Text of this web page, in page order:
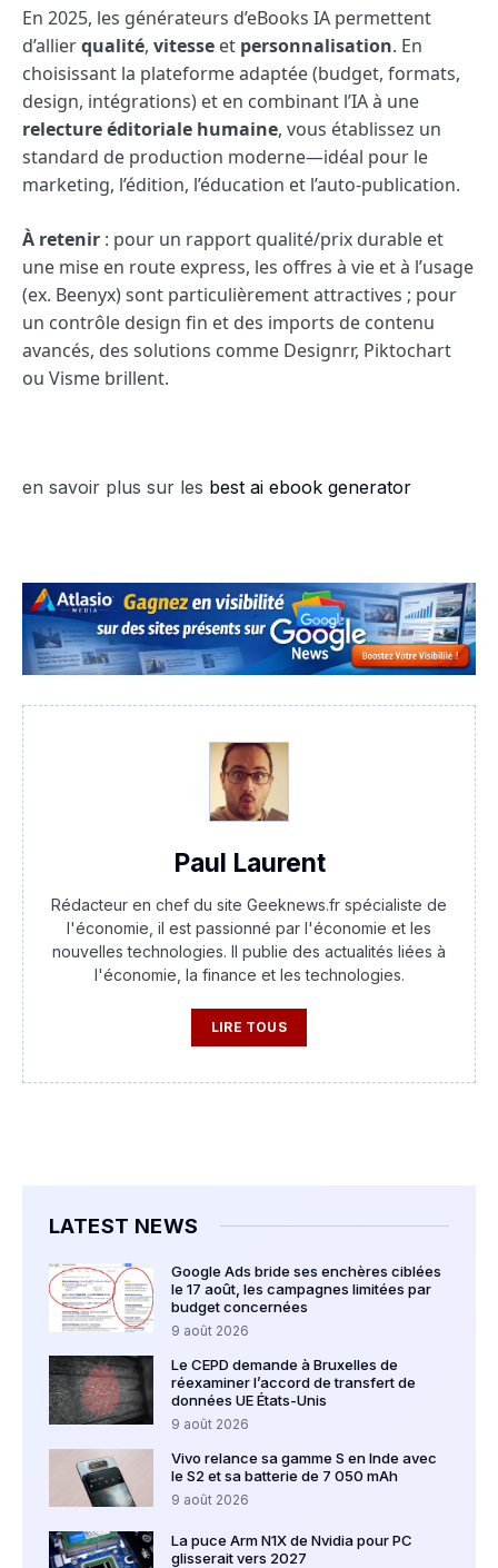
En 2025, les générateurs d’eBooks IA permettent
d’allierqualité, vitesse et personnalisation. En
choisissant la plateforme adaptée (budget, formats,
design, intégrations) et en combinant l’IA à une
relecture éditoriale humaine, vous établissez un
standard de production moderne—idéal pour le
marketing, l’édition, l’éducation et l’auto-publication.
À retenir : pour un rapport qualité/prix durable et
une mise en route express, les offres à vie et à l’usage
(ex. Beenyx) sont particulièrement attractives ; pour
un contrôle design fin et des imports de contenu
avancés, des solutions comme Designrr, Piktochart
ou Visme brillent.
en savoir plus sur les best ai ebook generator
Paul Laurent
Rédacteur en chef du site Geeknews.fr spécialiste de
l'économie, il est passionné par l'économie et les
nouvelles technologies. Il publie des actualités liées à
l'économie, la finance et les technologies.
LIRE TOUS
LATEST NEWS
Google Ads bride ses enchères ciblées
le 17 août, les campagnes limitées par
budget concernées
9 août 2026
Le CEPD demande à Bruxelles de
réexaminer l’accord de transfert de
données UE États-Unis
9 août 2026
Vivo relance sa gamme S en Inde avec
le S2 et sa batterie de 7 050 mAh
9 août 2026
La puce Arm N1X de Nvidia pour PC
glisserait vers 2027